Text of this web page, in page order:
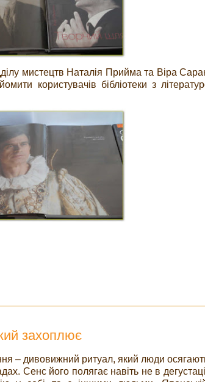
мистецтв Наталія Прийма та Віра
користувачів бібліотеки з
захоплює
– дивовижний ритуал, який люди
Сенс його полягає навіть не в